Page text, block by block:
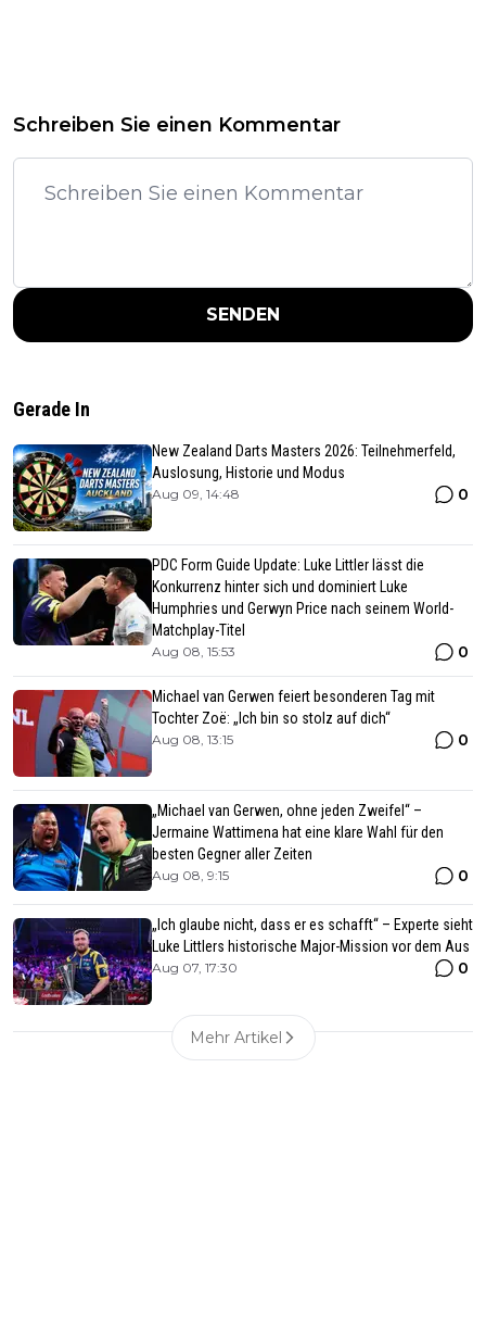
Schreiben Sie einen Kommentar
SENDEN
Gerade In
New Zealand Darts Masters 2026: Teilnehmerfeld,
Auslosung, Historie und Modus
Aug 09, 14:48 0
PDC Form Guide Update: Luke Littler lässt die
Konkurrenz hinter sich und dominiert Luke
Humphries und Gerwyn Price nach seinem World-
Matchplay-Titel
Aug 08, 15:53 0
Michael van Gerwen feiert besonderen Tag mit
Tochter Zoë: „Ich bin so stolz auf dich“
Aug 08, 13:15 0
„Michael van Gerwen, ohne jeden Zweifel“ –
Jermaine Wattimena hat eine klare Wahl für den
besten Gegner aller Zeiten
Aug 08, 9:15 0
„Ich glaube nicht, dass er es schafft“ – Experte sieht
Luke Littlers historische Major-Mission vor dem Aus
Aug 07, 17:30 0
Mehr Artikel